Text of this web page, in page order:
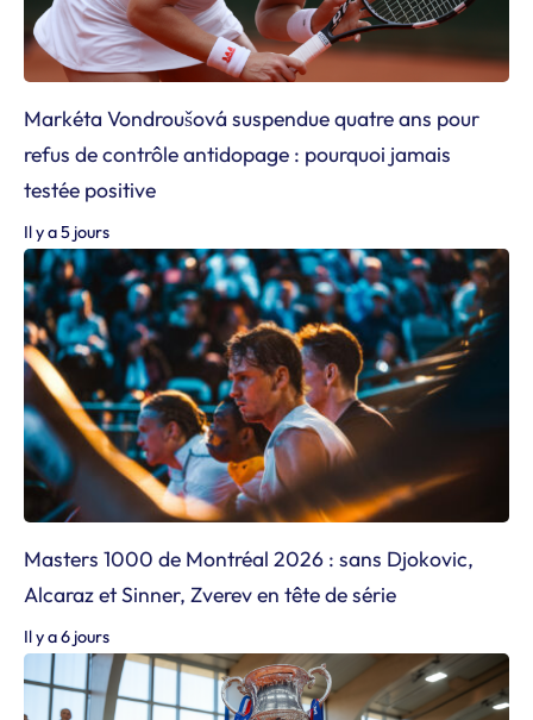
Markéta Vondroušová suspendue quatre ans pour
refus de contrôle antidopage : pourquoi jamais
testée positive
Il y a 5 jours
Masters 1000 de Montréal 2026 : sans Djokovic,
Alcaraz et Sinner, Zverev en tête de série
Il y a 6 jours